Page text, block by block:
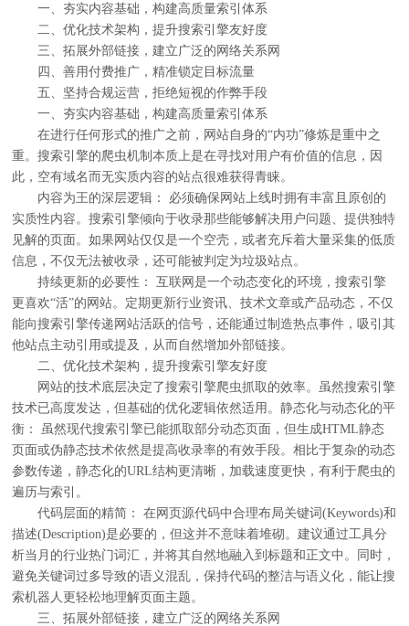
一、夯实内容基础，构建高质量索引体系
二、优化技术架构，提升搜索引擎友好度
三、拓展外部链接，建立广泛的网络关系网
四、善用付费推广，精准锁定目标流量
五、坚持合规运营，拒绝短视的作弊手段
一、夯实内容基础，构建高质量索引体系
在进行任何形式的推广之前，网站自身的“内功”修炼是重中之
重。搜索引擎的爬虫机制本质上是在寻找对用户有价值的信息，因
此，空有域名而无实质内容的站点很难获得青睐。
内容为王的深层逻辑： 必须确保网站上线时拥有丰富且原创的
实质性内容。搜索引擎倾向于收录那些能够解决用户问题、提供独特
见解的页面。如果网站仅仅是一个空壳，或者充斥着大量采集的低质
信息，不仅无法被收录，还可能被判定为垃圾站点。
持续更新的必要性： 互联网是一个动态变化的环境，搜索引擎
更喜欢“活”的网站。定期更新行业资讯、技术文章或产品动态，不仅
能向搜索引擎传递网站活跃的信号，还能通过制造热点事件，吸引其
他站点主动引用或提及，从而自然增加外部链接。
二、优化技术架构，提升搜索引擎友好度
网站的技术底层决定了搜索引擎爬虫抓取的效率。虽然搜索引擎
技术已高度发达，但基础的优化逻辑依然适用。静态化与动态化的平
衡： 虽然现代搜索引擎已能抓取部分动态页面，但生成HTML静态
页面或伪静态技术依然是提高收录率的有效手段。相比于复杂的动态
参数传递，静态化的URL结构更清晰，加载速度更快，有利于爬虫的
遍历与索引。
代码层面的精简： 在网页源代码中合理布局关键词(Keywords)和
描述(Description)是必要的，但这并不意味着堆砌。建议通过工具分
析当月的行业热门词汇，并将其自然地融入到标题和正文中。同时，
避免关键词过多导致的语义混乱，保持代码的整洁与语义化，能让搜
索机器人更轻松地理解页面主题。
三、拓展外部链接，建立广泛的网络关系网